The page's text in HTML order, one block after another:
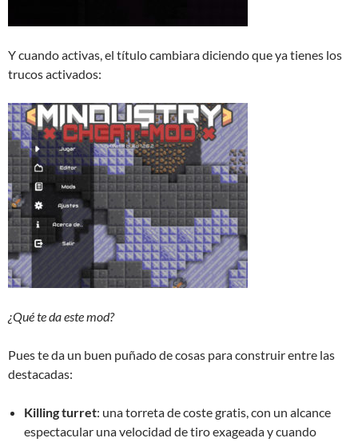
Y cuando activas, el título cambiara diciendo que ya tienes los
trucos activados:
¿Qué te da este mod?
Pues te da un buen puñado de cosas para construir entre las
destacadas:
Killing turret: una torreta de coste gratis, con un alcance
espectacular una velocidad de tiro exageada y cuando